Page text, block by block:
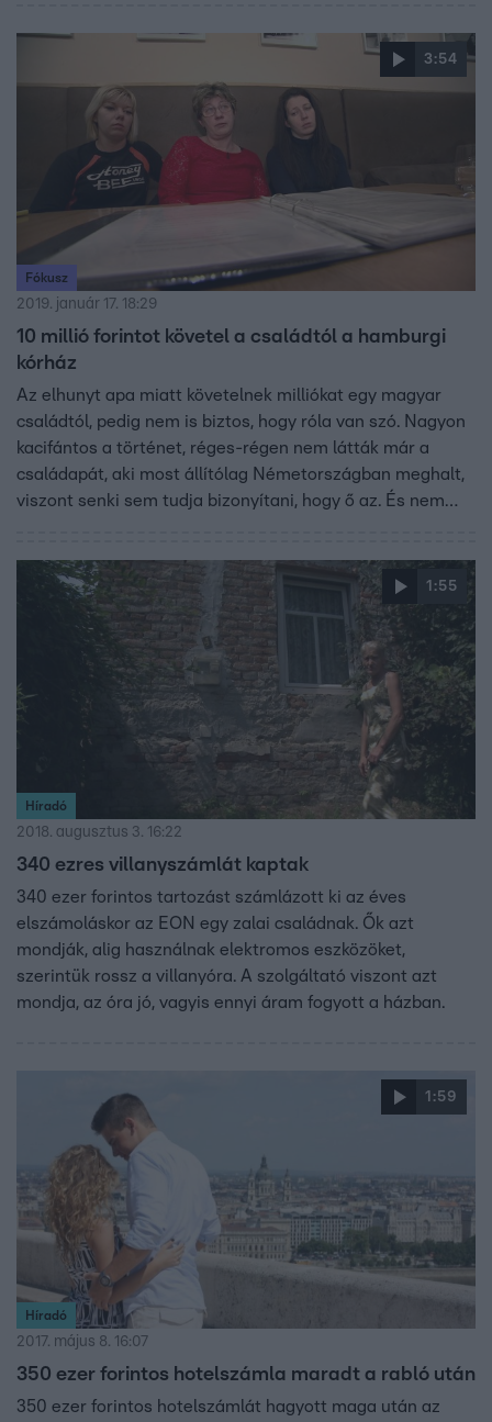
munkaviszony helyett katás vállalkozóként
3:54
Fókusz
2019. január 17. 18:29
10 millió forintot követel a családtól a hamburgi
kórház
Az elhunyt apa miatt követelnek milliókat egy magyar
családtól, pedig nem is biztos, hogy róla van szó. Nagyon
kacifántos a történet, réges-régen nem látták már a
családapát, aki most állítólag Németországban meghalt,
viszont senki sem tudja bizonyítani, hogy ő az. És nem
1:55
Híradó
2018. augusztus 3. 16:22
340 ezres villanyszámlát kaptak
340 ezer forintos tartozást számlázott ki az éves
elszámoláskor az EON egy zalai családnak. Ők azt
mondják, alig használnak elektromos eszközöket,
szerintük rossz a villanyóra. A szolgáltató viszont azt
mondja, az óra jó, vagyis ennyi áram fogyott a házban.
1:59
Híradó
2017. május 8. 16:07
350 ezer forintos hotelszámla maradt a rabló után
350 ezer forintos hotelszámlát hagyott maga után az